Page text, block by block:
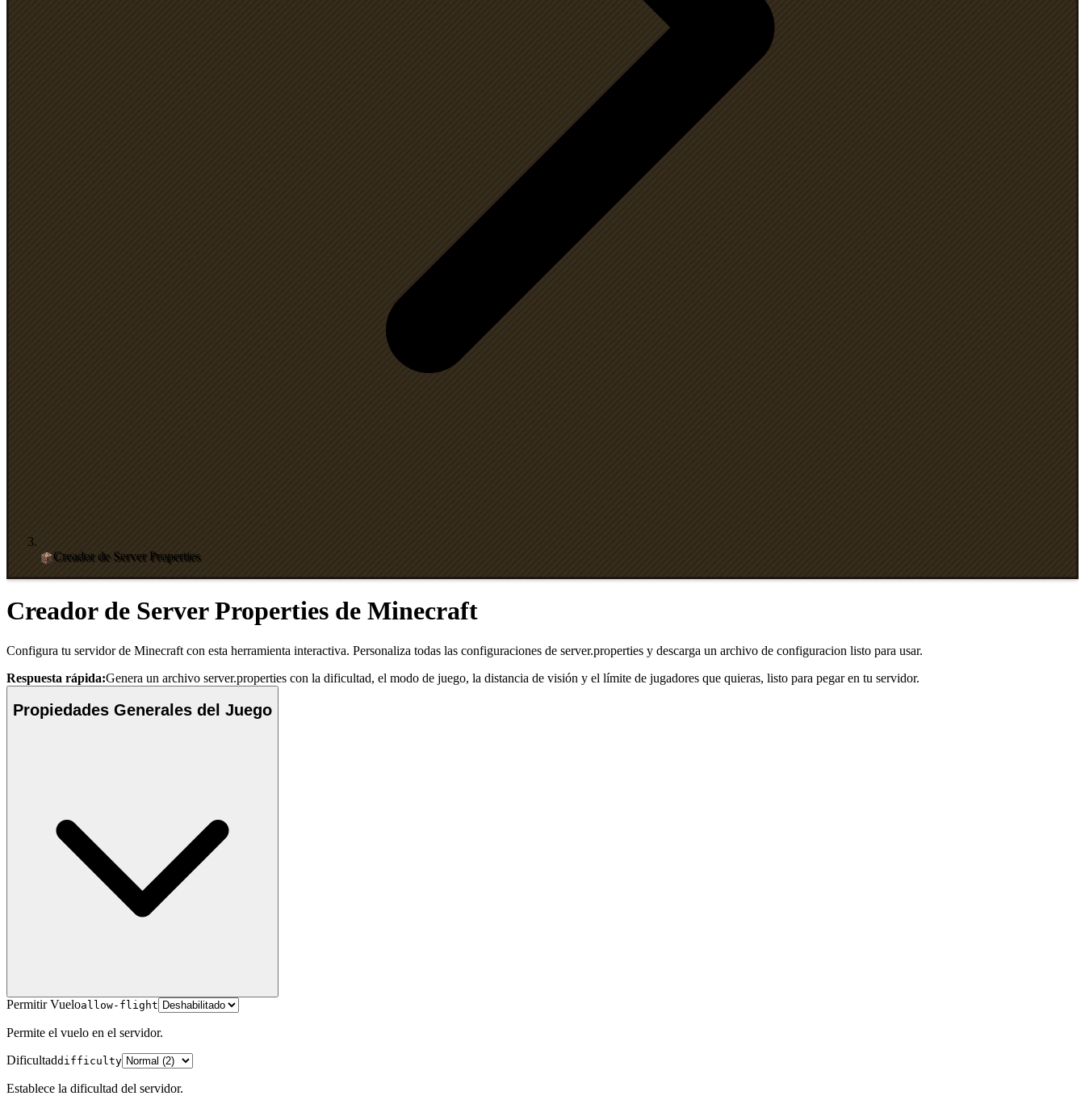
Creador de Server Properties
Creador de Server Properties de Minecraft
Configura tu servidor de Minecraft con esta herramienta interactiva. Personaliza todas las configuraciones de server.properties y descarga un archivo de configuracion listo para usar.
Respuesta rápida:Genera un archivo server.properties con la dificultad, el modo de juego, la distancia de visión y el límite de jugadores que quieras, listo para pegar en tu servidor.
Propiedades Generales del Juego
Permitir Vueloallow-flight
Permite el vuelo en el servidor.
Dificultaddifficulty
Establece la dificultad del servidor.